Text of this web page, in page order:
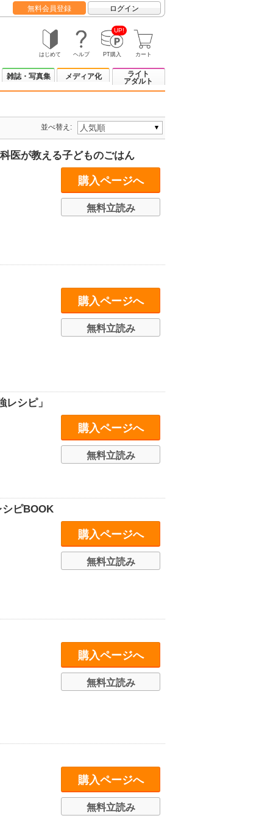
無料会員登録 ログイン
はじめて ヘルプ
UP!
PT購入 カート
雑誌・写真集 メディア化
ライト
アダルト
並べ替え:
医が教える子どものごはん
購入ページへ
無料立読み
購入ページへ
無料立読み
シピ」
購入ページへ
無料立読み
ピBOOK
購入ページへ
無料立読み
購入ページへ
無料立読み
購入ページへ
無料立読み